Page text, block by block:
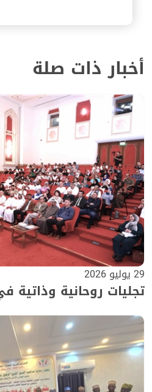
أخبار ذات صلة
29 يوليو 2026
تجليات روحانية وذاتية